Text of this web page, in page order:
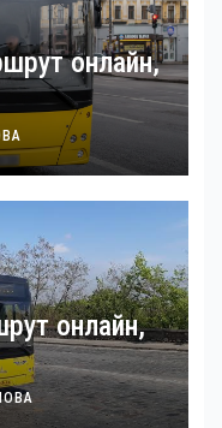
онлайн,
онлайн,